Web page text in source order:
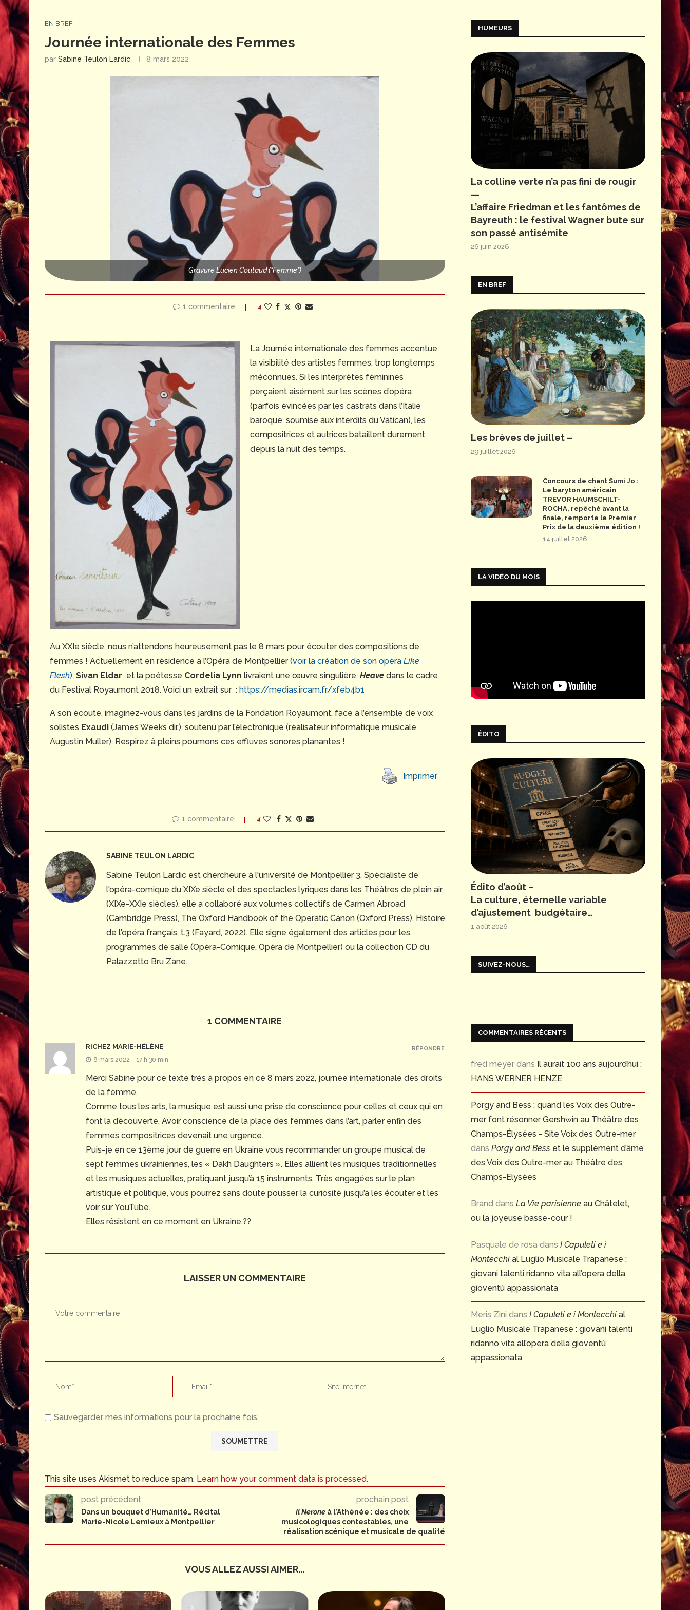
EN BREF
Journée internationale des Femmes
par Sabine Teulon Lardic 8 mars 2022
Gravure Lucien Coutaud ("Femme")
1 commentaire 4
La Journée internationale des femmes accentue
la visibilité des artistes femmes, trop longtemps
méconnues. Si les interprètes féminines
perçaient aisément sur les scènes d’opéra
(parfois évincées par les castrats dans l’Italie
baroque, soumise aux interdits du Vatican), les
compositrices et autrices bataillent durement
depuis la nuit des temps.
Au XXIe siècle, nous n’attendons heureusement pas le 8 mars pour écouter des compositions de
femmes ! Actuellement en résidence à l’Opéra de Montpellier(voir la création de son opéra Like
Flesh), Sivan Eldar et la poétesse Cordelia Lynn livraient une œuvre singulière, Heave dans le cadre
du Festival Royaumont 2018. Voici un extrait sur : https://medias.ircam.fr/xfeb4b1
A son écoute, imaginez-vous dans les jardins de la Fondation Royaumont, face à l’ensemble de voix
solistes Exaudi (James Weeks dir.), soutenu par l’électronique (réalisateur informatique musicale
Augustin Muller). Respirez à pleins poumons ces effluves sonores planantes !
Imprimer
1 commentaire 4
SABINE TEULON LARDIC
Sabine Teulon Lardic est chercheure à l'université de Montpellier 3. Spécialiste de
l'opéra-comique du XIXe siècle et des spectacles lyriques dans les Théâtres de plein air
(XIXe-XXIe siècles), elle a collaboré aux volumes collectifs de Carmen Abroad
(Cambridge Press), The Oxford Handbook of the Operatic Canon (Oxford Press), Histoire
de l'opéra français, t.3 (Fayard, 2022). Elle signe également des articles pour les
programmes de salle (Opéra-Comique, Opéra de Montpellier) ou la collection CD du
Palazzetto Bru Zane.
1 COMMENTAIRE
RICHEZ MARIE-HÉLÈNE
8 mars 2022 - 17 h 30 min
Merci Sabine pour ce texte très à propos en ce 8 mars 2022, journée internationale des droits
de la femme.
Comme tous les arts, la musique est aussi une prise de conscience pour celles et ceux qui en
font la découverte. Avoir conscience de la place des femmes dans l’art, parler enfin des
femmes compositrices devenait une urgence.
Puis-je en ce 13ème jour de guerre en Ukraine vous recommander un groupe musical de
sept femmes ukrainiennes, les « Dakh Daughters ». Elles allient les musiques traditionnelles
et les musiques actuelles, pratiquant jusqu’à 15 instruments. Très engagées sur le plan
artistique et politique, vous pourrez sans doute pousser la curiosité jusqu’à les écouter et les
voir sur YouTube.
Elles résistent en ce moment en Ukraine.??
RÉPONDRE
LAISSER UN COMMENTAIRE
Sauvegarder mes informations pour la prochaine fois.
This site uses Akismet to reduce spam. Learn how your comment data is processed.
post précédent
Dans un bouquet d’Humanité… Récital
Marie-Nicole Lemieux à Montpellier
prochain post
Il Neroneà l’Athénée : des choix
musicologiques contestables, une
réalisation scénique et musicale de qualité
VOUS ALLEZ AUSSI AIMER...
HUMEURS
La colline verte n’a pas fini de rougir
—
L’affaire Friedman et les fantômes de
Bayreuth : le festival Wagner bute sur
son passé antisémite
26 juin 2026
EN BREF
Les brèves de juillet –
29 juillet 2026
Concours de chant Sumi Jo :
Le baryton américain
TREVOR HAUMSCHILT-
ROCHA, repêché avant la
finale, remporte le Premier
Prix de la deuxième édition !
14 juillet 2026
LA VIDÉO DU MOIS
ÉDITO
Édito d’août –
La culture, éternelle variable
d’ajustement budgétaire…
1 août 2026
SUIVEZ-NOUS…
COMMENTAIRES RÉCENTS
fred meyer dans Il aurait 100 ans aujourd’hui :
HANS WERNER HENZE
Porgy and Bess : quand les Voix des Outre-
mer font résonner Gershwin au Théâtre des
Champs-Élysées - Site Voix des Outre-mer
dans Porgy and Bess et le supplément d’âme
des Voix des Outre-mer au Théâtre des
Champs-Elysées
Brand dans La Vie parisienne au Châtelet,
ou la joyeuse basse-cour !
Pasquale de rosa dans I Capuleti e i
Montecchi al Luglio Musicale Trapanese :
giovani talenti ridanno vita all’opera della
gioventù appassionata
Meris Zini dans I Capuleti e i Montecchi al
Luglio Musicale Trapanese : giovani talenti
ridanno vita all’opera della gioventù
appassionata